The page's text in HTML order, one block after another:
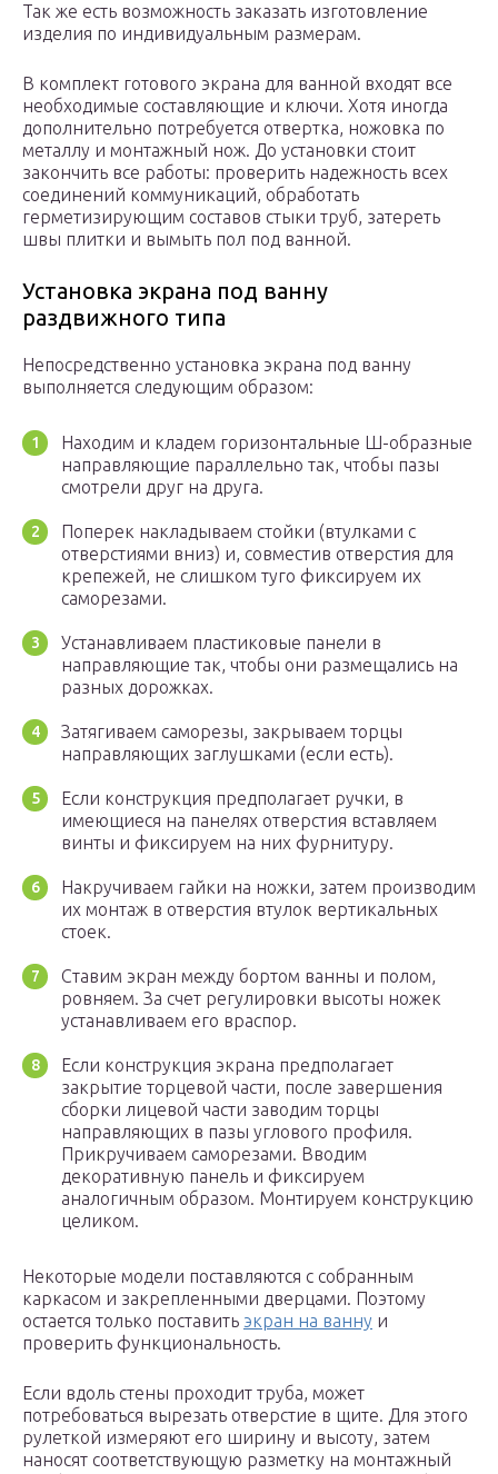
Так же есть возможность заказать изготовление
изделия по индивидуальным размерам.
В комплект готового экрана для ванной входят все
необходимые составляющие и ключи. Хотя иногда
дополнительно потребуется отвертка, ножовка по
металлу и монтажный нож. До установки стоит
закончить все работы: проверить надежность всех
соединений коммуникаций, обработать
герметизирующим составов стыки труб, затереть
швы плитки и вымыть пол под ванной.
Установка экрана под ванну
раздвижного типа
Непосредственно установка экрана под ванну
выполняется следующим образом:
Находим и кладем горизонтальные Ш-образные
направляющие параллельно так, чтобы пазы
смотрели друг на друга.
Поперек накладываем стойки (втулками с
отверстиями вниз) и, совместив отверстия для
крепежей, не слишком туго фиксируем их
саморезами.
Устанавливаем пластиковые панели в
направляющие так, чтобы они размещались на
разных дорожках.
Затягиваем саморезы, закрываем торцы
направляющих заглушками (если есть).
Если конструкция предполагает ручки, в
имеющиеся на панелях отверстия вставляем
винты и фиксируем на них фурнитуру.
Накручиваем гайки на ножки, затем производим
их монтаж в отверстия втулок вертикальных
стоек.
Ставим экран между бортом ванны и полом,
ровняем. За счет регулировки высоты ножек
устанавливаем его враспор.
Если конструкция экрана предполагает
закрытие торцевой части, после завершения
сборки лицевой части заводим торцы
направляющих в пазы углового профиля.
Прикручиваем саморезами. Вводим
декоративную панель и фиксируем
аналогичным образом. Монтируем конструкцию
целиком.
Некоторые модели поставляются с собранным
каркасом и закрепленными дверцами. Поэтому
остается только поставить экран на ванну и
проверить функциональность.
Если вдоль стены проходит труба, может
потребоваться вырезать отверстие в щите. Для этого
рулеткой измеряют его ширину и высоту, затем
наносят соответствующую разметку на монтажный